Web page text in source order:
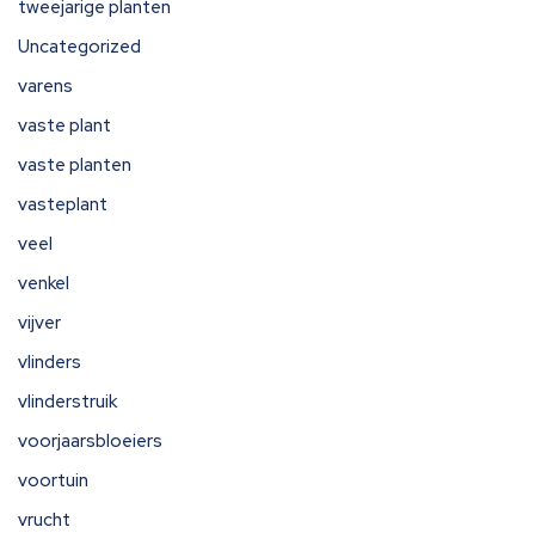
tweejarige planten
Uncategorized
varens
vaste plant
vaste planten
vasteplant
veel
venkel
vijver
vlinders
vlinderstruik
voorjaarsbloeiers
voortuin
vrucht